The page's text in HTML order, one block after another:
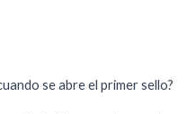
se abre el primer sello?